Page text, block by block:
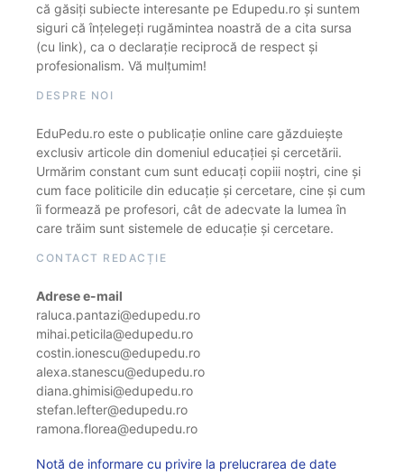
că găsiți subiecte interesante pe Edupedu.ro și suntem
siguri că înțelegeți rugămintea noastră de a cita sursa
(cu link), ca o declarație reciprocă de respect și
profesionalism. Vă mulțumim!
DESPRE NOI
EduPedu.ro este o publicație online care găzduiește
exclusiv articole din domeniul educației și cercetării.
Urmărim constant cum sunt educați copiii noștri, cine și
cum face politicile din educație și cercetare, cine și cum
îi formează pe profesori, cât de adecvate la lumea în
care trăim sunt sistemele de educație și cercetare.
CONTACT REDACȚIE
Adrese e-mail
raluca.pantazi@edupedu.ro
mihai.peticila@edupedu.ro
costin.ionescu@edupedu.ro
alexa.stanescu@edupedu.ro
diana.ghimisi@edupedu.ro
stefan.lefter@edupedu.ro
ramona.florea@edupedu.ro
Notă de informare cu privire la prelucrarea de date